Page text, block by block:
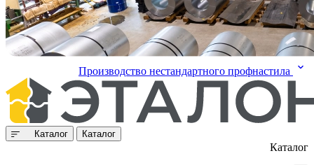
Производство нестандартного профнастила
Каталог Каталог
Каталог